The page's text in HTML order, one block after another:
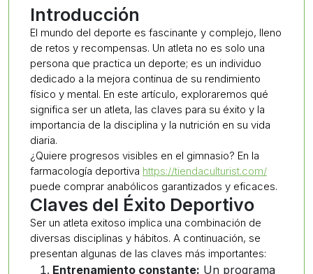
Introducción
El mundo del deporte es fascinante y complejo, lleno
de retos y recompensas. Un atleta no es solo una
persona que practica un deporte; es un individuo
dedicado a la mejora continua de su rendimiento
físico y mental. En este artículo, exploraremos qué
significa ser un atleta, las claves para su éxito y la
importancia de la disciplina y la nutrición en su vida
diaria.
¿Quiere progresos visibles en el gimnasio? En la
farmacología deportiva https://tiendaculturist.com/
puede comprar anabólicos garantizados y eficaces.
Claves del Éxito Deportivo
Ser un atleta exitoso implica una combinación de
diversas disciplinas y hábitos. A continuación, se
presentan algunas de las claves más importantes:
Entrenamiento constante: Un programa